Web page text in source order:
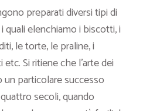
preparati diversi tipi di
quali elenchiamo i biscotti, i
le torte, le praline, i
Si ritiene che l’arte dei
particolare successo
secoli, quando